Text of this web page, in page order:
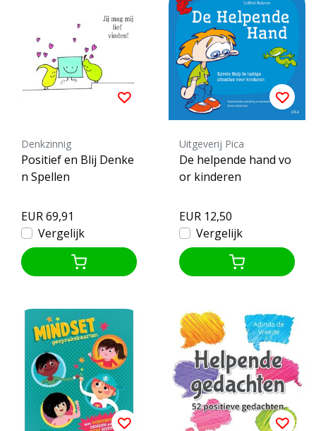
Denkzinnig
Positief en Blij Denke
n Spellen
EUR 69,91
Vergelijk
Uitgeverij Pica
De helpende hand vo
or kinderen
EUR 12,50
Vergelijk